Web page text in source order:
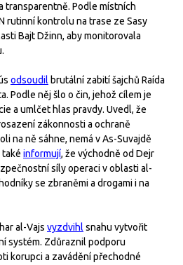
transparentně. Podle místních
rutinní kontrolu na trase ze Sasy
Bajt Džinn, aby monitorovala
odsoudil brutální zabití šajchů Raída
Podle něj šlo o čin, jehož cílem je
a umlčet hlas pravdy. Uvedl, že
zákonnosti a ochraně
na ně sáhne, nemá v As-Suvajdě
informují, že východně od Dejr
síly operaci v oblasti al-
se zbraněmi a drogami i na
al-Vajs vyzdvihl snahu vytvořit
systém. Zdůraznil podporu
korupci a zavádění přechodné